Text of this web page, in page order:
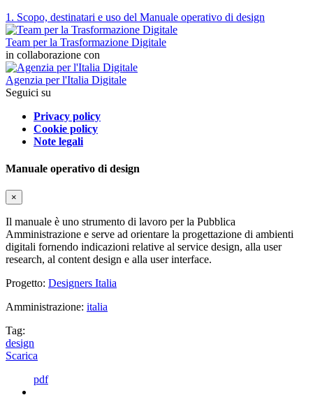
1. Scopo, destinatari e uso del Manuale operativo di design
Team per la Trasformazione Digitale
in collaborazione con
Agenzia per l'Italia Digitale
Seguici su
Privacy policy
Cookie policy
Note legali
Manuale operativo di design
×
Il manuale è uno strumento di lavoro per la Pubblica
Amministrazione e serve ad orientare la progettazione di ambienti
digitali fornendo indicazioni relative al service design, alla user
research, al content design e alla user interface.
Progetto: Designers Italia
Amministrazione: italia
Tag:
design
Scarica
pdf